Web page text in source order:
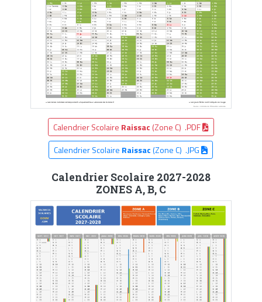
Calendrier Scolaire Raissac (Zone C) .PDF
Calendrier Scolaire Raissac(Zone C) .JPG
Calendrier Scolaire 2027-2028
ZONES A, B, C